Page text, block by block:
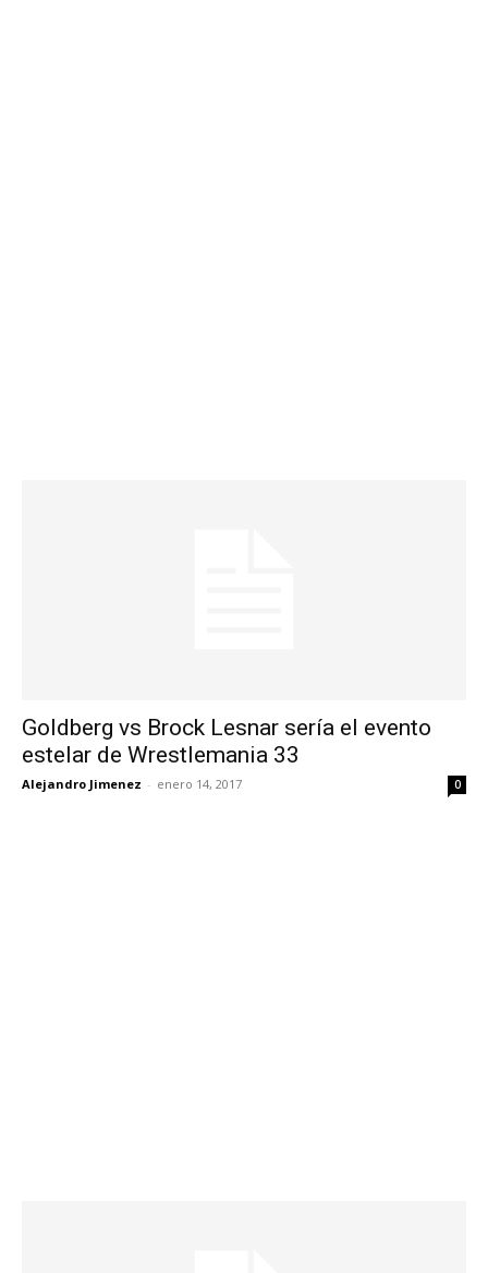
Goldberg vs Brock Lesnar sería el evento
estelar de Wrestlemania 33
Alejandro Jimenez - enero 14, 2017 0